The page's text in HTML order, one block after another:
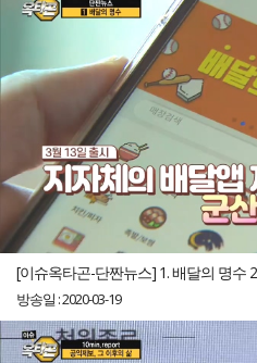
[이슈옥타곤-단짠뉴스] 1. 배달의 명수
방송일 : 2020-03-19